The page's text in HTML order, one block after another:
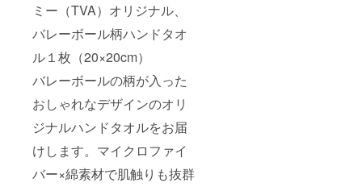
ミー（TVA）オリジナル、
バレーボール柄ハンドタオ
ル１枚（20×20cm）
バレーボールの柄が入った
おしゃれなデザインのオリ
ジナルハンドタオルをお届
けします。マイクロファイ
バー×綿素材で肌触りも抜群